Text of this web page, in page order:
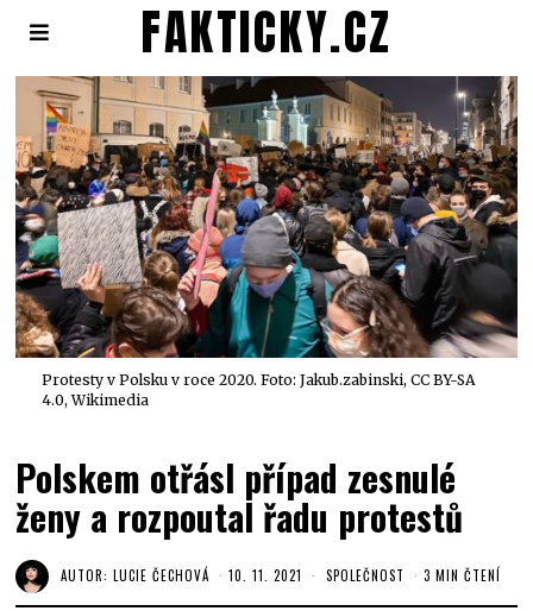
FAKTICKY.CZ
Protesty v Polsku v roce 2020. Foto: Jakub.zabinski, CC BY-SA
4.0, Wikimedia
Polskem otřásl případ zesnulé
ženy a rozpoutal řadu protestů
AUTOR:LUCIE ČECHOVÁ 10. 11. 2021 SPOLEČNOST 3 MIN ČTENÍ